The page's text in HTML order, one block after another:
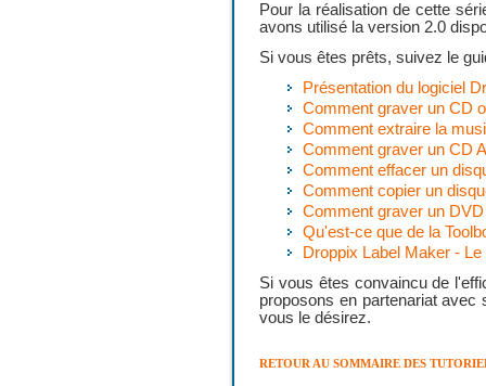
Pour la réalisation de cette
avons utilisé la version 2.0
Si vous êtes prêts, suivez le
Présentation du logiciel
Comment graver un CD
Comment extraire la
Comment graver un CD
Comment effacer un
Comment copier un
Comment graver un
Qu'est-ce que de la
Droppix Label Maker -
Si vous êtes convaincu de
proposons en partenariat
vous le désirez.
RETOUR AU SOMMAIRE DES